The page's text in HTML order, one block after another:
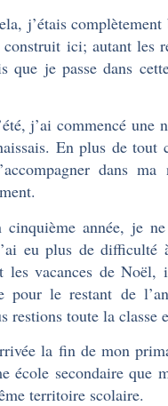
j’étais
ici; autant les
que je passe dans
j’ai commencé
En plus de
dans
année, je
eu plus de
les vacances de
pour le restant de
restions toute la
la fin de mon
école secondaire
territoire scolaire.